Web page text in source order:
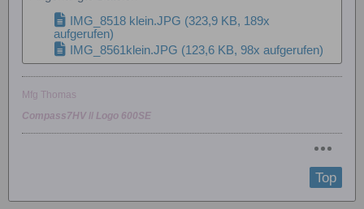
IMG_8518 klein.JPG (323,9 KB, 189x
aufgerufen)
IMG_8561klein.JPG (123,6 KB, 98x aufgerufen)
Mfg Thomas
Compass7HV // Logo 600SE
Top